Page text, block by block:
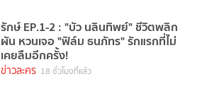
รักษ์ EP.1-2 : "บัว นลินทิพย์" ชีวิตพลิก
ผัน หวนเจอ "ฟิล์ม ธนภัทร" รักแรกที่ไม่
เคยลืมอีกครั้ง!
ข่าวละคร 18 ชั่วโมงที่แล้ว